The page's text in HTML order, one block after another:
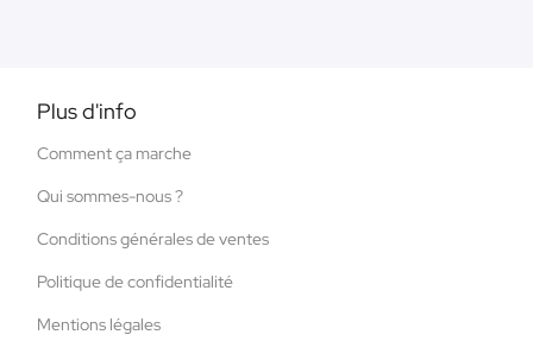
Plus d'info
Comment ça marche
Qui sommes-nous ?
Conditions générales de ventes
Politique de confidentialité
Mentions légales